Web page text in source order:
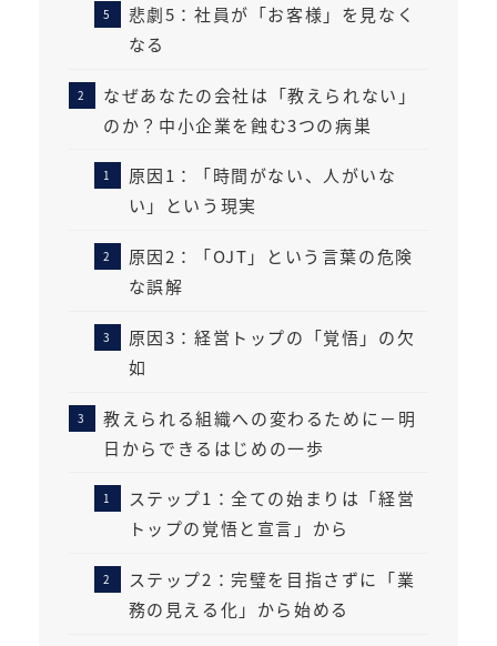
悲劇5：社員が「お客様」を見なく
なる
なぜあなたの会社は「教えられない」
のか？中小企業を蝕む3つの病巣
原因1：「時間がない、人がいな
い」という現実
原因2：「OJT」という言葉の危険
な誤解
原因3：経営トップの「覚悟」の欠
如
教えられる組織への変わるために－明
日からできるはじめの一歩
ステップ1：全ての始まりは「経営
トップの覚悟と宣言」から
ステップ2：完璧を目指さずに「業
務の見える化」から始める